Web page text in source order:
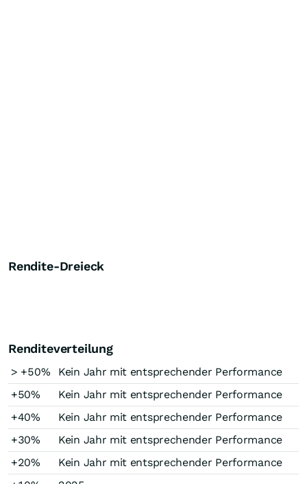
Rendite-Dreieck
Renditeverteilung
> +50%
Kein Jahr mit entsprechender Performance
+50%
Kein Jahr mit entsprechender Performance
+40%
Kein Jahr mit entsprechender Performance
+30%
Kein Jahr mit entsprechender Performance
+20%
Kein Jahr mit entsprechender Performance